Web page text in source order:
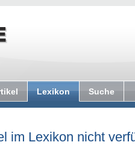
Lexikon Suche
im Lexikon nicht